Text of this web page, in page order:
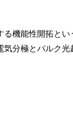
機能性開拓と
分極とバルク